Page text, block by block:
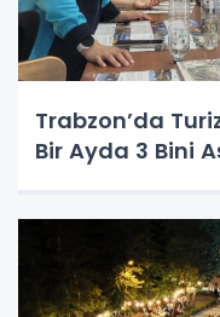
Trabzon’da
Bir Ayda 3 Bini